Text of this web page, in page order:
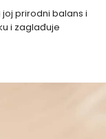
prirodni balans i
i zaglađuje